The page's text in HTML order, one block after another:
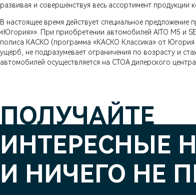
развивая и совершенствуя весь ассортимент
В настоящее время действует специальное
«Югория»». При приобретении автомобилей AITO M5 и
полиса КАСКО (программа «КАСКО Классика» от
ущерб, не подразумевает ограничения по возрасту и
автомобилей осуществляется на СТОА дилерского
ПОЛУЧАЙТЕ
ИНТЕРЕСНЫЕ
И НИЧЕГО НЕ